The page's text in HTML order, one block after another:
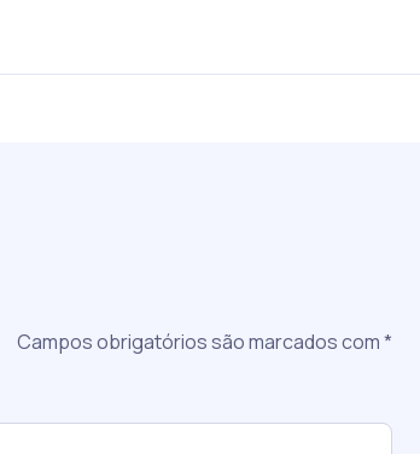
Campos obrigatórios são marcados com*